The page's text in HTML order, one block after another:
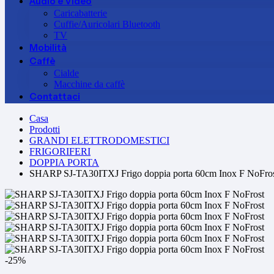
Caricabatterie
Cuffie/Auricolari Bluetooth
TV
Mobilità
Caffè
Cialde
Macchine da caffè
Contattaci
Casa
Prodotti
GRANDI ELETTRODOMESTICI
FRIGORIFERI
DOPPIA PORTA
SHARP SJ-TA30ITXJ Frigo doppia porta 60cm Inox F
-25%